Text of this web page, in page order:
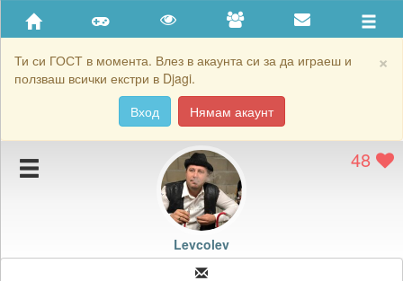
×
Ти си ГОСТ в момента. Влез в акаунта си за да играеш и
ползваш всички екстри в Djagi.
Вход
Нямам акаунт
Приятели
Хронология на игри
Подаръците на Levcolev
Картичките на Levcolev
48
Levcolev